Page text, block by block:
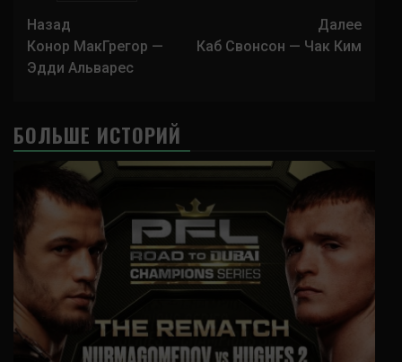
Навигация
записи
Назад
Конор МакГрегор —
Эдди Альварес
Далее
Каб Свонсон — Чак Ким
БОЛЬШЕ ИСТОРИЙ